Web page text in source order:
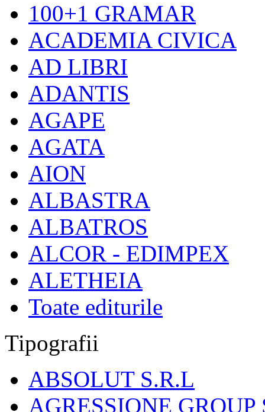
100+1 GRAMAR
ACADEMIA CIVICA
AD LIBRI
ADANTIS
AGAPE
AGATA
AION
ALBASTRA
ALBATROS
ALCOR - EDIMPEX
ALETHEIA
Toate editurile
Tipografii
ABSOLUT S.R.L
AGRESSIONE GROUP